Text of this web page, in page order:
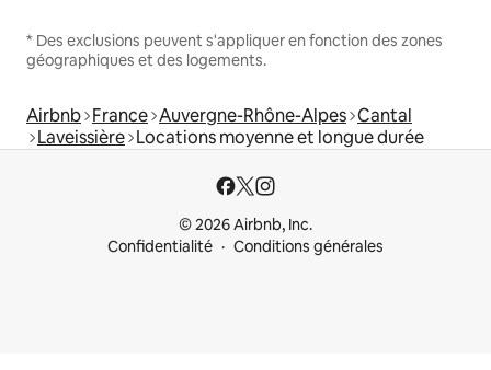
* Des exclusions peuvent s'appliquer en fonction des zones
géographiques et des logements.
Airbnb France Auvergne-Rhône-Alpes Cantal
Laveissière Locations moyenne et longue durée
© 2026 Airbnb, Inc.
Confidentialité
Conditions générales